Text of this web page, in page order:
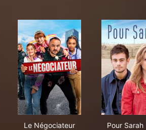
Le Négociateur
Pour Sarah